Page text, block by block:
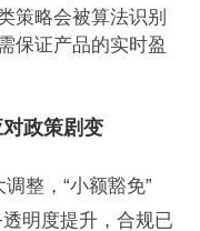
策略会被算法识别
保证产品的实时盈
政策剧变
整，“小额豁免”
明度提升，合规已